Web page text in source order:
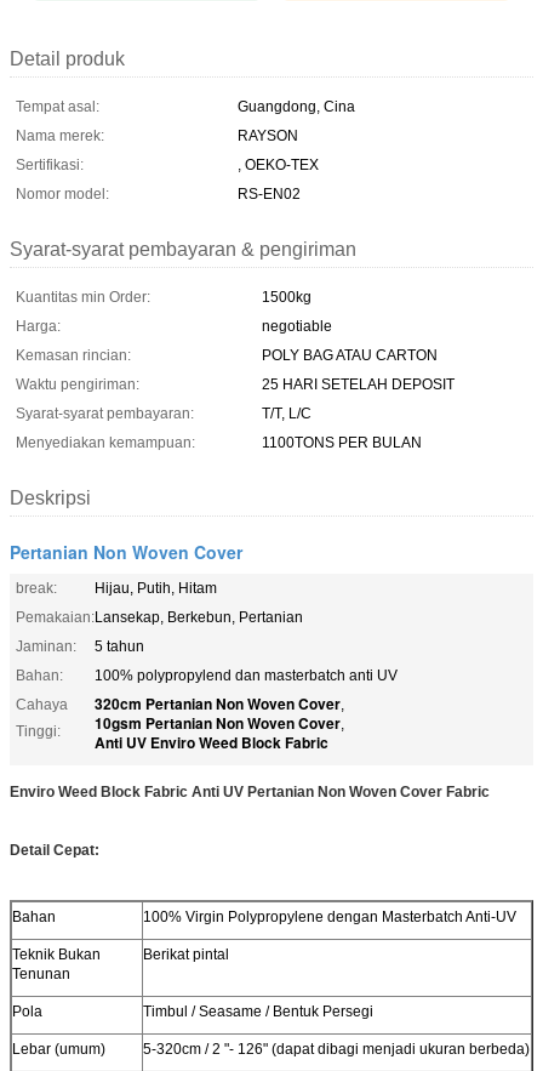
Detail produk
Tempat asal:
Guangdong, Cina
Nama merek:
RAYSON
Sertifikasi:
, OEKO-TEX
Nomor model:
RS-EN02
Syarat-syarat pembayaran & pengiriman
Kuantitas min Order:
1500kg
Harga:
negotiable
Kemasan rincian:
POLY BAG ATAU CARTON
Waktu pengiriman:
25 HARI SETELAH DEPOSIT
Syarat-syarat pembayaran:
T/T, L/C
Menyediakan kemampuan:
1100TONS PER BULAN
Deskripsi
Pertanian Non Woven Cover
break:
Hijau, Putih, Hitam
Pemakaian:Lansekap, Berkebun, Pertanian
Jaminan:
5 tahun
Bahan:
100% polypropylend dan masterbatch anti UV
Cahaya
Tinggi:
320cm Pertanian Non Woven Cover,
10gsm Pertanian Non Woven Cover,
Anti UV Enviro Weed Block Fabric
Enviro Weed Block Fabric Anti UV Pertanian Non Woven Cover Fabric
Detail Cepat:
Bahan 100% Virgin Polypropylene dengan Masterbatch Anti-UV
Teknik Bukan
Tenunan
Berikat pintal
Pola Timbul / Seasame / Bentuk Persegi
Lebar (umum) 5-320cm / 2 "- 126" (dapat dibagi menjadi ukuran berbeda)